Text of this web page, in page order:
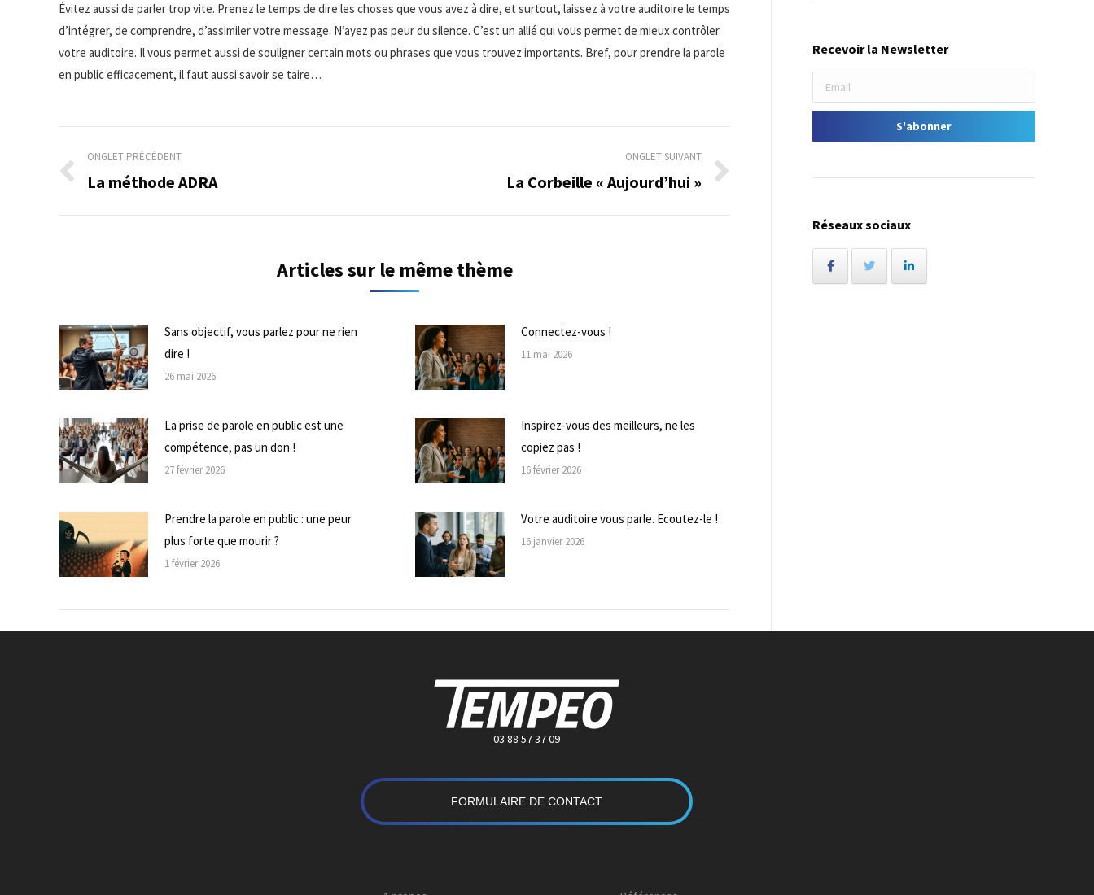
Évitez aussi de parler trop vite. Prenez le temps de dire les choses que vous avez à dire, et surtout, laissez à votre auditoire le temps
d’intégrer, de comprendre, d’assimiler votre message. N’ayez pas peur du silence. C’est un allié qui vous permet de mieux contrôler
votre auditoire. Il vous permet aussi de souligner certain mots ou phrases que vous trouvez importants. Bref, pour prendre la parole
en public efficacement, il faut aussi savoir se taire…
Navigation
de
commentaire
ONGLET PRÉCÉDENT
Onglet
La méthode ADRA
ONGLET SUIVANT
La Corbeille « Aujourd’hui »
Articles sur le même thème
Sans objectif, vous parlez pour ne rien
dire !
26 mai 2026
Connectez-vous !
11 mai 2026
La prise de parole en public est une
compétence, pas un don !
27 février 2026
Inspirez-vous des meilleurs, ne les
copiez pas !
16 février 2026
Prendre la parole en public : une peur
plus forte que mourir ?
1 février 2026
Votre auditoire vous parle. Ecoutez-le !
16 janvier 2026
Recevoir la Newsletter
Réseaux sociaux
03 88 57 37 09
FORMULAIRE DE CONTACT